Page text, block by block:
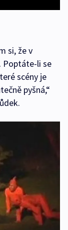
si, že v
Poptáte-li se
scény je
pyšná,“